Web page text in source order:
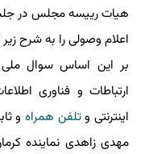
هیات رییسه مجلس در
اعلام وصولی را به شرح
بر این اساس سوال ملی
ارتباطات و فناوری
اینترنتی وتلفن همراه و
مهدی زاهدی نماینده